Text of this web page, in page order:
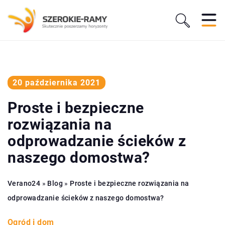
20 października 2021
Proste i bezpieczne
rozwiązania na
odprowadzanie ścieków z
naszego domostwa?
Verano24 » Blog » Proste i bezpieczne rozwiązania na
odprowadzanie ścieków z naszego domostwa?
Ogród i dom